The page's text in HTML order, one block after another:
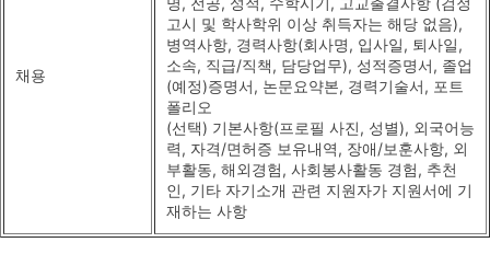
채용
고시 및 학사학위 이상 취득자는 해당 없음),
병역사항, 경력사항(회사명, 입사일, 퇴사일,
소속, 직급/직책, 담당업무), 성적증명서, 졸업
(예정)증명서, 논문요약본, 경력기술서, 포트
폴리오
(선택) 기본사항(프로필 사진, 성별), 외국어능
력, 자격/면허증 보유내역, 장애/보훈사항, 외
부활동, 해외경험, 사회봉사활동 경험, 추천
인, 기타 자기소개 관련 지원자가 지원서에 기
재하는 사항